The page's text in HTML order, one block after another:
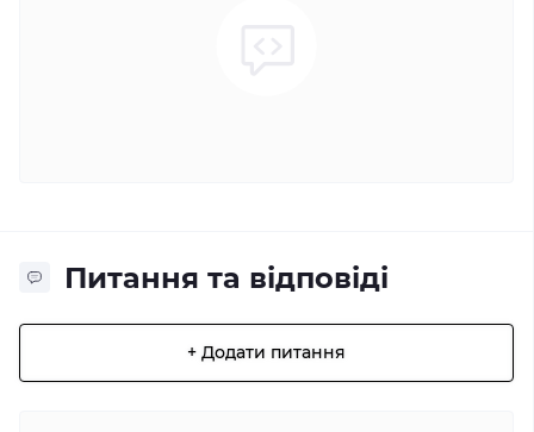
Питання та відповіді
+ Додати питання